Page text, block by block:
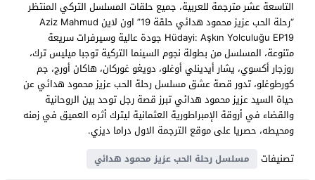
التاسعة عشر مترجمة للعربية، جميع حلقات المسلسل التركي المنتظر
“رحلة الحب عزيز محمود هدائي حلقة 19” اون لاين Aziz Mahmud
Hüdayi: Aşkın Yolculuğu EP19 جودة عالية وسيرفرات سريعة
متنوعة، المسلسل من بطولة نجوم السينما التركية توجبا ميليس ترك،
روزجار أكسوي، يشار أيدينلي أوغلو، دويغو غوركان، هاكان أورج، جم
كورطوغلو، تدور قصة عشق مسلسل رحلة الحب عزيز محمود هدائي عن
حياة السيد عزيز محمود هدائي تبرز قصة رجل توحد بين الروحانية
والقضاء في أروقة الإمبراطورية العثمانية ليترك أثره العميق في زمنه
ومحيطه، حصريا على موقع الترجمة الاول دراما ديزي.
تصنيفات
مسلسل رحلة الحب عزيز محمود هدائي